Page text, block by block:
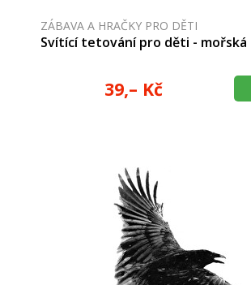
ZÁBAVA A HRAČKY PRO DĚTI
Svítící tetování pro děti - mořská
39,– Kč